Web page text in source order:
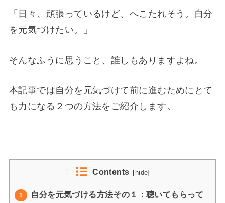
「日々、頑張っているけど、へこたれそう。自分
を元気づけたい。」
そんなふうに思うこと、誰しもありますよね。
本記事では自分を元気づけて前に進むためにとて
も力になる２つの方法をご紹介します。
Contents hide
1
自分を元気づける方法その１：聴いてもらって